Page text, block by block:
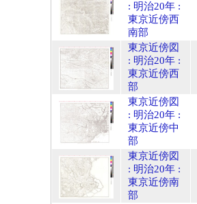
: 明治20年 :
東京近傍西
南部
東京近傍図
: 明治20年 :
東京近傍西
部
東京近傍図
: 明治20年 :
東京近傍中
部
東京近傍図
: 明治20年 :
東京近傍南
部